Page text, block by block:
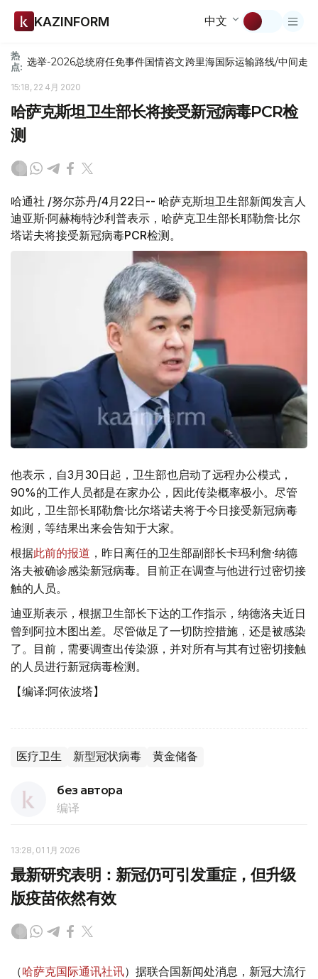
KAZINFORM 中文
热
点: 选举-2026总统府任免事件国情咨文跨里海国际运输路线/中间走廊
15:18, 22 4月 2020
哈萨克斯坦卫生部长将接受新冠病毒PCR检
测
哈通社 /努尔苏丹/4月22日-- 哈萨克斯坦卫生部新闻发言人
迪亚斯·阿赫梅特沙利普表示，哈萨克卫生部长耶勒詹·比尔
塔诺夫将接受新冠病毒PCR检测。
他表示，自3月30日起，卫生部也启动了远程办公模式，
90%的工作人员都是在家办公，因此传染概率极小。尽管
如此，卫生部长耶勒詹·比尔塔诺夫将于今日接受新冠病毒
检测，等结果出来会告知于大家。
根据此前的报道 ，昨日离任的卫生部副部长卡玛利詹·纳德
洛夫被确诊感染新冠病毒。目前正在调查与他进行过密切接
触的人员。
迪亚斯表示，根据卫生部长下达的工作指示，纳德洛夫近日
曾到阿拉木图出差。尽管做足了一切防控措施，还是被感染
了。目前，需要调查出传染源，并对所有与其有过密切接触
的人员进行新冠病毒检测。
【编译:阿依波塔】
医疗卫生 新型冠状病毒 黄金储备
без автора
编译
13:28, 01 1月 2026
最新研究表明：新冠仍可引发重症，但升级
版疫苗依然有效
（哈萨克国际通讯社讯）据联合国新闻处消息，新冠大流行